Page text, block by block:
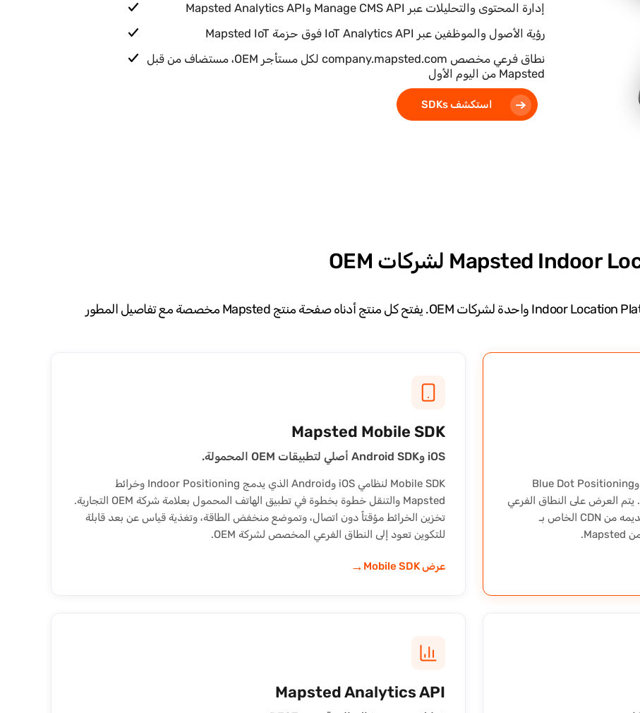
إدارة المحتوى والتحليلات عبر Manage CMS API وMapsted Analytics API
رؤية الأصول والموظفين عبر IoT Analytics API فوق حزمة Mapsted IoT
نطاق فرعي مخصص company.mapsted.com لكل مستأجر OEM، مستضاف من قبل
Mapsted من اليوم الأول
استكشف SDKs
تنظم Mapsted خمسة SDKs وAPIs مكملة في Indoor Location Platform واحدة لشركات OEM. يفتح كل منتج أدناه صفحة منتج Mapsted مخصصة مع تفاصيل المطور
JavaScript SDK الذي يدمج خرائط Mapsted الداخلية وBlue Dot Positioning
وWayfinding خطوة بخطوة في تطبيق ويب لشركة OEM. يتم العرض على النطاق الفرعي
company.mapsted.com الخاص بشركة OEM، ويتم تقديمه من CDN الخاص بـ
Mapsted Mobile SDK
iOS وAndroid SDK أصلي لتطبيقات OEM المحمولة.
Mobile SDK لنظامي iOS وAndroid الذي يدمج Indoor Positioning وخرائط
Mapsted والتنقل خطوة بخطوة في تطبيق الهاتف المحمول بعلامة شركة OEM التجارية.
تخزين الخرائط مؤقتاً دون اتصال، وتموضع منخفض الطاقة، وتغذية قياس عن بعد قابلة
للتكوين تعود إلى النطاق الفرعي المخصص لشركة OEM.
عرض Mobile SDK →
Mapsted Analytics API